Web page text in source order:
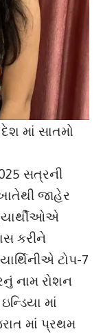
માં સાતમો
સત્રની
ખાતેથી જાહેર
કરીને
ટોપ-7
નામ રોશન
માં
માં પ્રથમ